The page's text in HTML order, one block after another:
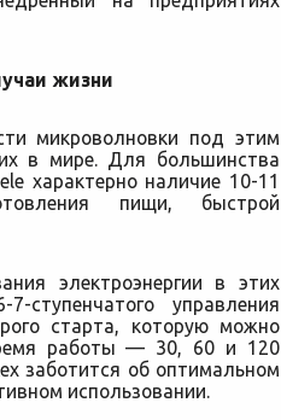
жизни
микроволновки под этим
в мире. Для большинства
характерно наличие 10-11
пищи, быстрой
электроэнергии в этих
ступенчатого управления
старта, которую можно
работы — 30, 60 и 120
заботится об оптимальном
использовании.